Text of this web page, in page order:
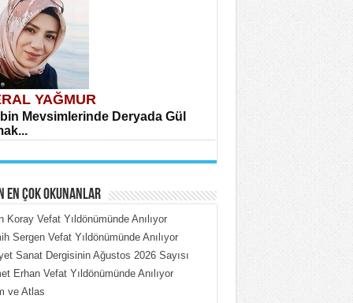
YAĞMUR
Mevsimlerinde Deryada Gül
ÇOBAN
Put Dışardaki Maskeler...
EN ÇOK OKUNANLAR
Koray Vefat Yıldönümünde Anılıyor
Sergen Vefat Yıldönümünde Anılıyor
Sanat Dergisinin Ağustos 2026 Sayısı
Erhan Vefat Yıldönümünde Anılıyor
ve Atlas